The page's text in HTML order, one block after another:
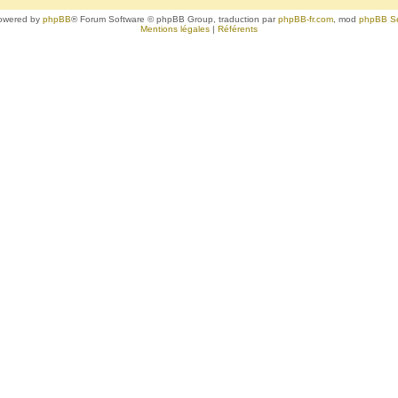
by phpBB® Forum Software © phpBB Group, traduction parphpBB-fr.com , mod phpBB
Mentions légales | Référents